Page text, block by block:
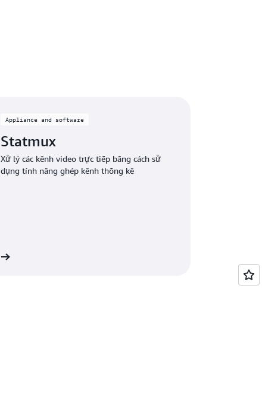
Appliance and software
Statmux
Xử lý các kênh video trực tiếp bằng cách sử
dụng tính năng ghép kênh thống kê